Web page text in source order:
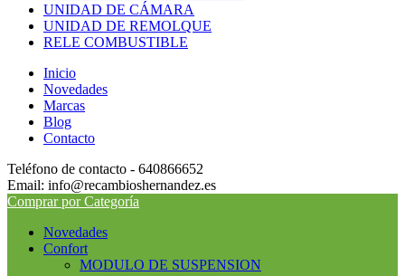
UNIDAD DE CÁMARA
UNIDAD DE REMOLQUE
RELE COMBUSTIBLE
Inicio
Novedades
Marcas
Blog
Contacto
Teléfono de contacto - 640866652
Email: info@recambioshernandez.es
Comprar por Categoría
Novedades
Confort
MODULO DE SUSPENSION